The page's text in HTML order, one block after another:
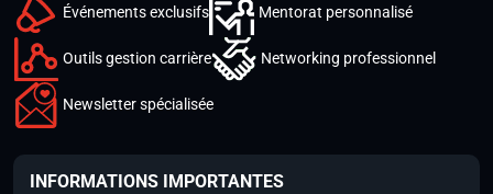
Événements exclusifs Mentorat personnalisé
Outils gestion carrière Networking professionnel
Newsletter spécialisée
INFORMATIONS IMPORTANTES